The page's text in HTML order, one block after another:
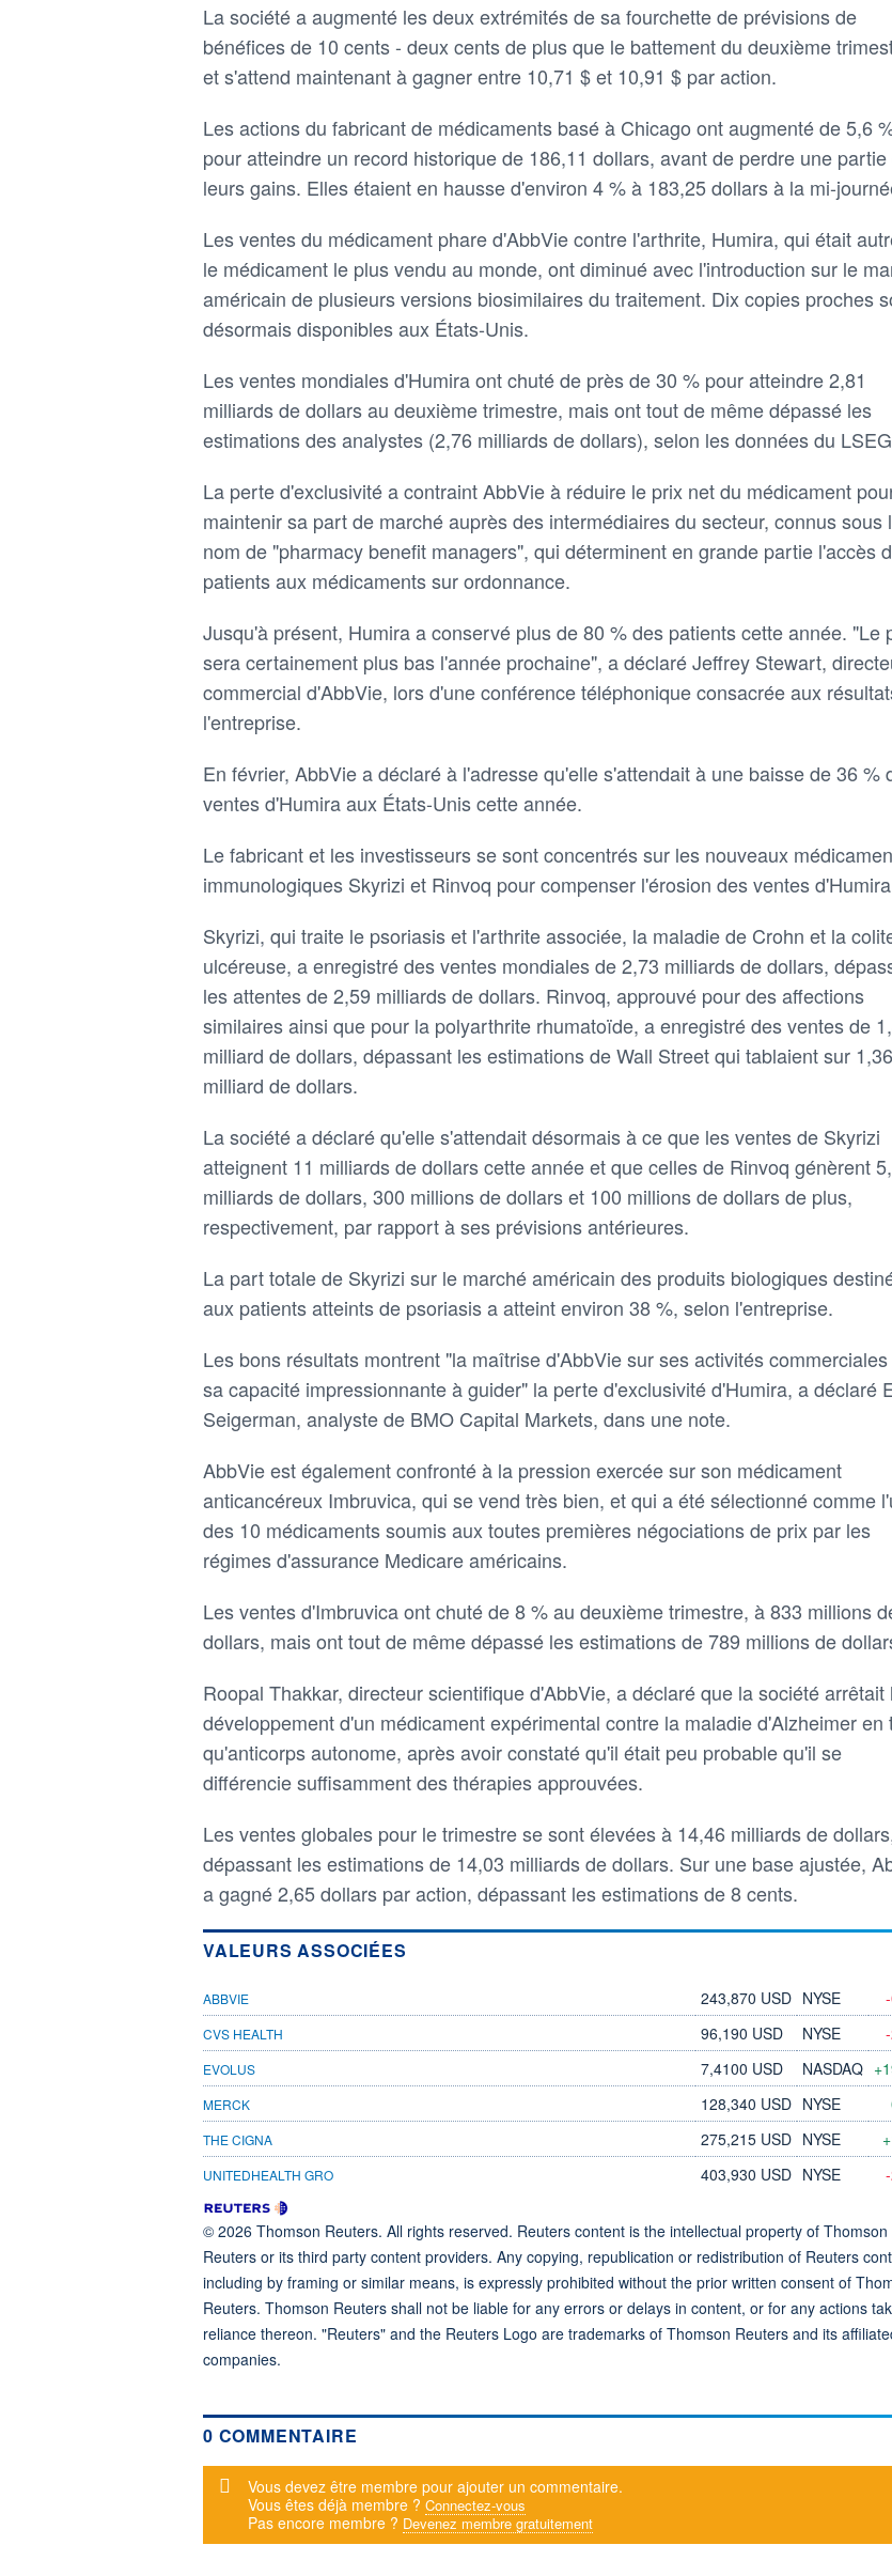
La société a augmenté les deux extrémités de sa fourchette de prévisions de
bénéfices de 10 cents - deux cents de plus que le battement du deuxième
et s'attend maintenant à gagner entre 10,71 $ et 10,91 $ par action.
Les actions du fabricant de médicaments basé à Chicago ont augmenté de 5,6
pour atteindre un record historique de 186,11 dollars, avant de perdre une partie
leurs gains. Elles étaient en hausse d'environ 4 % à 183,25 dollars à la mi-
Les ventes du médicament phare d'AbbVie contre l'arthrite, Humira, qui était
le médicament le plus vendu au monde, ont diminué avec l'introduction sur le
américain de plusieurs versions biosimilaires du traitement. Dix copies proches
désormais disponibles aux États-Unis.
Les ventes mondiales d'Humira ont chuté de près de 30 % pour atteindre 2,81
milliards de dollars au deuxième trimestre, mais ont tout de même dépassé les
estimations des analystes (2,76 milliards de dollars), selon les données du
La perte d'exclusivité a contraint AbbVie à réduire le prix net du médicament
maintenir sa part de marché auprès des intermédiaires du secteur, connus sous
nom de "pharmacy benefit managers", qui déterminent en grande partie l'accès
patients aux médicaments sur ordonnance.
Jusqu'à présent, Humira a conservé plus de 80 % des patients cette année. "Le
sera certainement plus bas l'année prochaine", a déclaré Jeffrey Stewart,
commercial d'AbbVie, lors d'une conférence téléphonique consacrée aux
l'entreprise.
En février, AbbVie a déclaré à l'adresse qu'elle s'attendait à une baisse de 36 %
ventes d'Humira aux États-Unis cette année.
Le fabricant et les investisseurs se sont concentrés sur les nouveaux
immunologiques Skyrizi et Rinvoq pour compenser l'érosion des ventes
Skyrizi, qui traite le psoriasis et l'arthrite associée, la maladie de Crohn et la
ulcéreuse, a enregistré des ventes mondiales de 2,73 milliards de dollars,
les attentes de 2,59 milliards de dollars. Rinvoq, approuvé pour des affections
similaires ainsi que pour la polyarthrite rhumatoïde, a enregistré des ventes de
milliard de dollars, dépassant les estimations de Wall Street qui tablaient sur 1,36
milliard de dollars.
La société a déclaré qu'elle s'attendait désormais à ce que les ventes de Skyrizi
atteignent 11 milliards de dollars cette année et que celles de Rinvoq génèrent
milliards de dollars, 300 millions de dollars et 100 millions de dollars de plus,
respectivement, par rapport à ses prévisions antérieures.
La part totale de Skyrizi sur le marché américain des produits biologiques
aux patients atteints de psoriasis a atteint environ 38 %, selon l'entreprise.
Les bons résultats montrent "la maîtrise d'AbbVie sur ses activités
sa capacité impressionnante à guider" la perte d'exclusivité d'Humira, a déclaré
Seigerman, analyste de BMO Capital Markets, dans une note.
AbbVie est également confronté à la pression exercée sur son médicament
anticancéreux Imbruvica, qui se vend très bien, et qui a été sélectionné comme
des 10 médicaments soumis aux toutes premières négociations de prix par les
régimes d'assurance Medicare américains.
Les ventes d'Imbruvica ont chuté de 8 % au deuxième trimestre, à 833 millions
dollars, mais ont tout de même dépassé les estimations de 789 millions de
Roopal Thakkar, directeur scientifique d'AbbVie, a déclaré que la société arrêtait
développement d'un médicament expérimental contre la maladie d'Alzheimer en
qu'anticorps autonome, après avoir constaté qu'il était peu probable qu'il se
différencie suffisamment des thérapies approuvées.
Les ventes globales pour le trimestre se sont élevées à 14,46 milliards de
dépassant les estimations de 14,03 milliards de dollars. Sur une base ajustée,
a gagné 2,65 dollars par action, dépassant les estimations de 8 cents.
VALEURS ASSOCIÉES
ABBVIE 243,870 USD NYSE
CVS HEALTH 96,190 USD NYSE
EVOLUS 7,4100 USD NASDAQ
MERCK 128,340 USD NYSE
THE CIGNA 275,215 USD NYSE
UNITEDHEALTH GRO 403,930 USD NYSE
© 2026 Thomson Reuters. All rights reserved. Reuters content is the intellectual property of Thomson
Reuters or its third party content providers. Any copying, republication or redistribution of Reuters
including by framing or similar means, is expressly prohibited without the prior written consent of
Reuters. Thomson Reuters shall not be liable for any errors or delays in content, or for any actions
reliance thereon. "Reuters" and the Reuters Logo are trademarks of Thomson Reuters and its
companies.
0 COMMENTAIRE
Message d'alerte
Vous devez être membre pour ajouter un commentaire.
Vous êtes déjà membre ? Connectez-vous
Pas encore membre ? Devenez membre gratuitement